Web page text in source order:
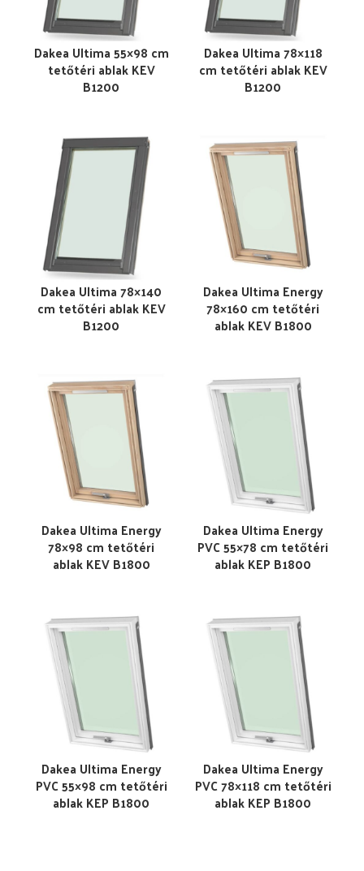
Dakea Ultima 55×98 cm
tetőtéri ablak KEV
B1200
Dakea Ultima 78×118
cm tetőtéri ablak KEV
B1200
Dakea Ultima 78×140
cm tetőtéri ablak KEV
B1200
Dakea Ultima Energy
78×160 cm tetőtéri
ablak KEV B1800
Dakea Ultima Energy
78×98 cm tetőtéri
ablak KEV B1800
Dakea Ultima Energy
PVC 55×78 cm tetőtéri
ablak KEP B1800
Dakea Ultima Energy
PVC 55×98 cm tetőtéri
ablak KEP B1800
Dakea Ultima Energy
PVC 78×118 cm tetőtéri
ablak KEP B1800